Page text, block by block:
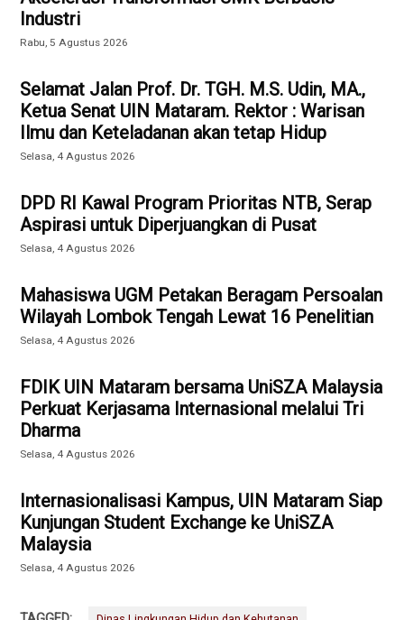
Industri
Rabu, 5 Agustus 2026
Selamat Jalan Prof. Dr. TGH. M.S. Udin, MA.,
Ketua Senat UIN Mataram. Rektor : Warisan
Ilmu dan Keteladanan akan tetap Hidup
Selasa, 4 Agustus 2026
DPD RI Kawal Program Prioritas NTB, Serap
Aspirasi untuk Diperjuangkan di Pusat
Selasa, 4 Agustus 2026
Mahasiswa UGM Petakan Beragam Persoalan
Wilayah Lombok Tengah Lewat 16 Penelitian
Selasa, 4 Agustus 2026
FDIK UIN Mataram bersama UniSZA Malaysia
Perkuat Kerjasama Internasional melalui Tri
Dharma
Selasa, 4 Agustus 2026
Internasionalisasi Kampus, UIN Mataram Siap
Kunjungan Student Exchange ke UniSZA
Malaysia
Selasa, 4 Agustus 2026